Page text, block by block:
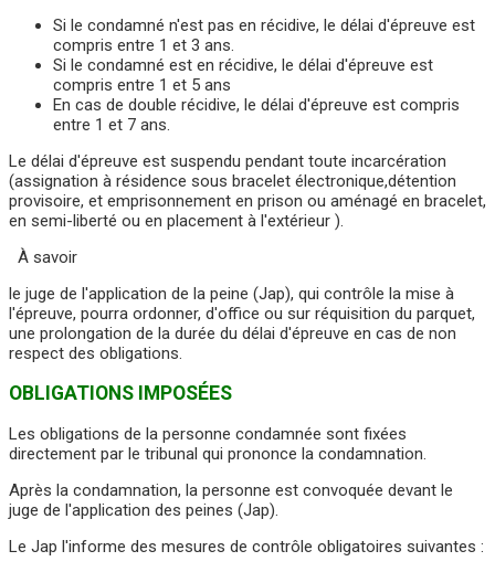
Si le condamné n'est pas en récidive, le délai d'épreuve est
compris entre 1 et 3 ans.
Si le condamné est en récidive, le délai d'épreuve est
compris entre 1 et 5 ans
En cas de double récidive, le délai d'épreuve est compris
entre 1 et 7 ans.
Le délai d'épreuve est suspendu pendant toute incarcération
(assignation à résidence sous bracelet électronique,détention
provisoire, et emprisonnement en prison ou aménagé en bracelet,
en semi-liberté ou en placement à l'extérieur ).
À savoir
le juge de l'application de la peine (Jap), qui contrôle la mise à
l'épreuve, pourra ordonner, d'office ou sur réquisition du parquet,
une prolongation de la durée du délai d'épreuve en cas de non
respect des obligations.
OBLIGATIONS IMPOSÉES
Les obligations de la personne condamnée sont fixées
directement par le tribunal qui prononce la condamnation.
Après la condamnation, la personne est convoquée devant le
juge de l'application des peines (Jap).
Le Jap l'informe des mesures de contrôle obligatoires suivantes :